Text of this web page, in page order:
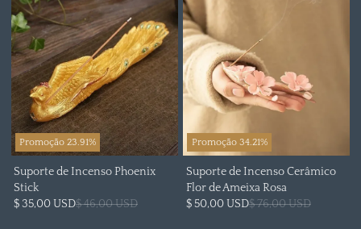
Promoção 23.91%
Suporte de Incenso Phoenix
Stick
$ 35,00 USD$ 46,00 USD
Promoção 34.21%
Suporte de Incenso Cerâmico
Flor de Ameixa Rosa
$ 50,00 USD$ 76,00 USD